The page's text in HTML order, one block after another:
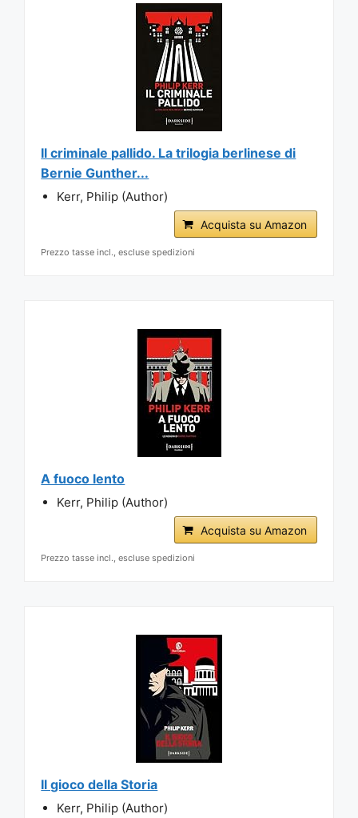
Il criminale pallido. La trilogia berlinese di
Bernie Gunther...
Kerr, Philip (Author)
Acquista su Amazon
Prezzo tasse incl., escluse spedizioni
A fuoco lento
Kerr, Philip (Author)
Acquista su Amazon
Prezzo tasse incl., escluse spedizioni
Il gioco della Storia
Kerr, Philip (Author)